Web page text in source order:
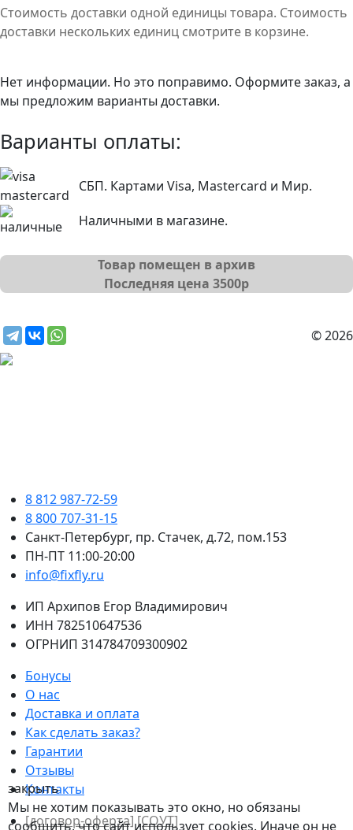
закрыть
Мы не хотим показывать это окно, но обязаны
сообщить, что сайт использует cookies. Иначе он не
Стоимость доставки одной единицы товара. Стоимость
доставки нескольких единиц смотрите в корзине.
Нет информации. Но это поправимо. Оформите заказ, а
мы предложим варианты доставки.
Варианты оплаты:
СБП. Картами Visa, Mastercard и Мир.
Наличными в магазине.
Товар помещен в архив
Последняя цена 3500р
© 2026
8 812 987-72-59
8 800 707-31-15
Санкт-Петербург, пр. Стачек, д.72, пом.153
ПН-ПТ 11:00-20:00
info@fixfly.ru
ИП Архипов Егор Владимирович
ИНН 782510647536
ОГРНИП 314784709300902
Бонусы
О нас
Доставка и оплата
Как сделать заказ?
Гарантии
Отзывы
Контакты
[договор-оферта] [СОУТ]